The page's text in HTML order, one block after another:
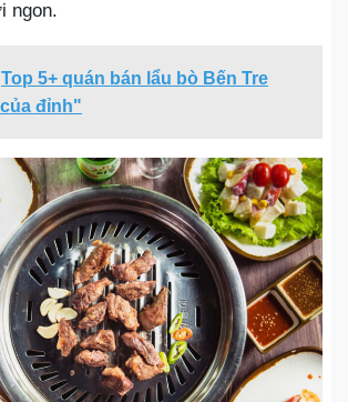
ngon.
Top 5+ quán bán lẩu bò Bến Tre
đỉnh"